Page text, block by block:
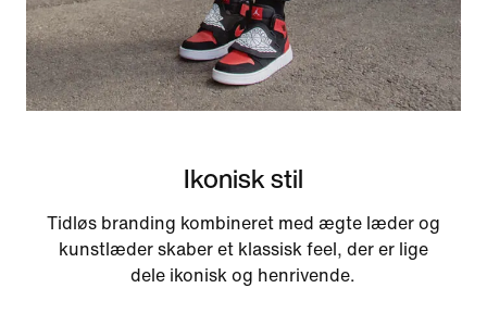
Ikonisk stil
Tidløs branding kombineret med ægte læder og
kunstlæder skaber et klassisk feel, der er lige
dele ikonisk og henrivende.